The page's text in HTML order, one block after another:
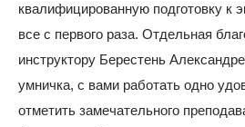
квалифицированную подготовку к
все с первого раза. Отдельная
инструктору Берестень
умничка, с вами работать одно
отметить замечательного